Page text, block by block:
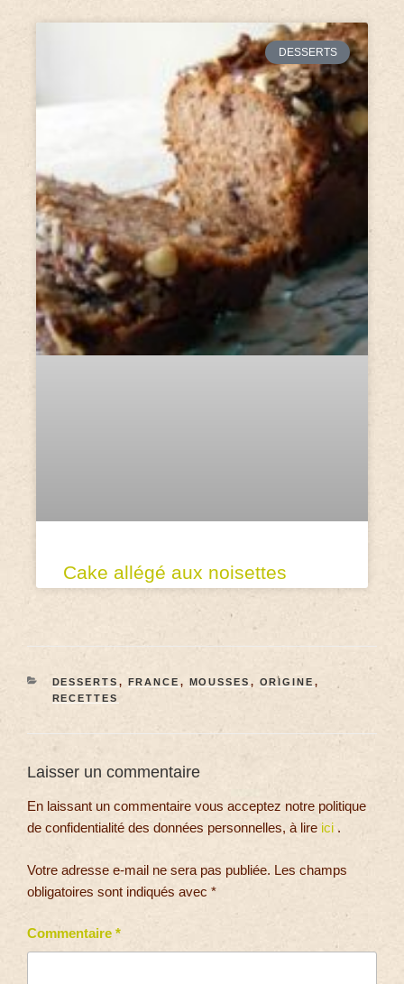
DESSERTS
Cake allégé aux noisettes
DESSERTS , FRANCE , MOUSSES , ORIGINE ,
RECETTES
Laisser un commentaire
En laissant un commentaire vous acceptez notre politique
de confidentialité des données personnelles, à lire ici .
Votre adresse e-mail ne sera pas publiée. Les champs
obligatoires sont indiqués avec *
Commentaire *